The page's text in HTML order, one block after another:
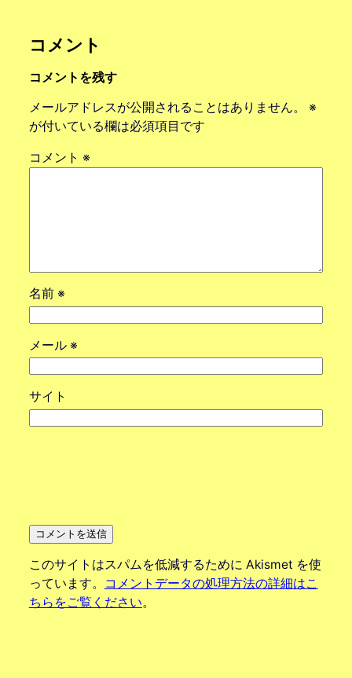
コメント
コメントを残す
メールアドレスが公開されることはありません。
※
が付いている欄は必須項目です
コメント ※
名前 ※
メール ※
サイト
このサイトはスパムを低減するために Akismet を使
っています。
コメントデータの処理方法の詳細はこ
ちらをご覧ください。